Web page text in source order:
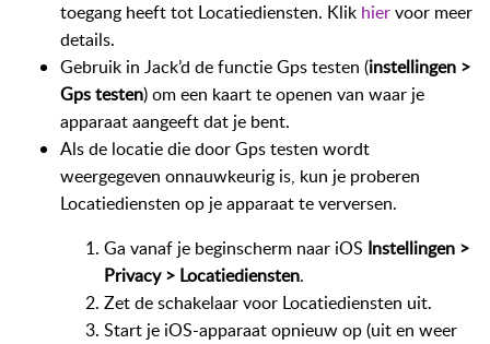
toegang heeft tot Locatiediensten. Klik hiervoor meer
details.
Gebruik in Jack’d de functie Gps testen (instellingen >
Gps testen) om een kaart te openen van waar je
apparaat aangeeft dat je bent.
Als de locatie die door Gps testen wordt
weergegeven onnauwkeurig is, kun je proberen
Locatiediensten op je apparaat te verversen.
Ga vanaf je beginscherm naar iOS Instellingen >
Privacy > Locatiediensten.
Zet de schakelaar voor Locatiediensten uit.
Start je iOS-apparaat opnieuw op (uit en weer